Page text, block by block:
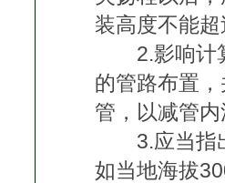
装高度不能
2.影响计算
的管路布置
管，以减管内
3.应当指出
如当地海拔